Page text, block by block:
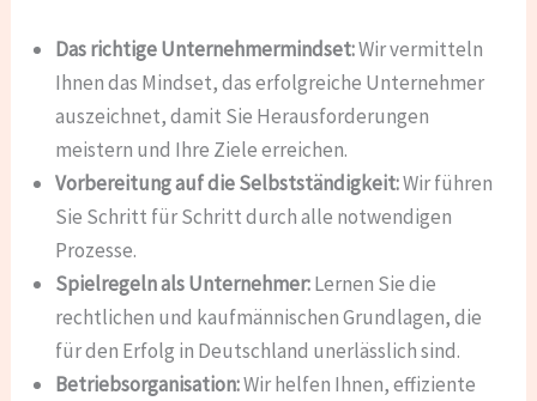
Das richtige Unternehmermindset:Wir vermitteln
Ihnen das Mindset, das erfolgreiche Unternehmer
auszeichnet, damit Sie Herausforderungen
meistern und Ihre Ziele erreichen.
Vorbereitung auf die Selbstständigkeit:Wir führen
Sie Schritt für Schritt durch alle notwendigen
Prozesse.
Spielregeln als Unternehmer:Lernen Sie die
rechtlichen und kaufmännischen Grundlagen, die
für den Erfolg in Deutschland unerlässlich sind.
Betriebsorganisation:Wir helfen Ihnen, effiziente